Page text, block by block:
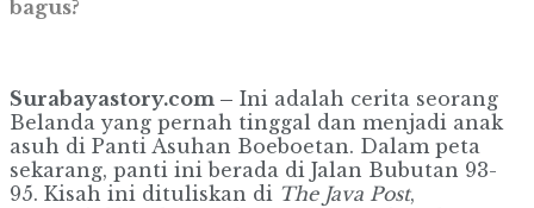
bagus?
Surabayastory.com – Ini adalah cerita seorang
Belanda yang pernah tinggal dan menjadi anak
asuh di Panti Asuhan Boeboetan. Dalam peta
sekarang, panti ini berada di Jalan Bubutan 93-
95. Kisah ini dituliskan di The Java Post,